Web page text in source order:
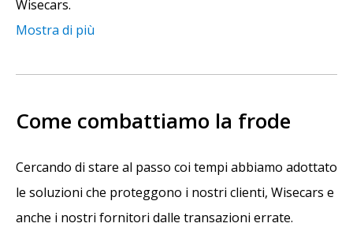
Wisecars.
Mostra di più
Come combattiamo la frode
Cercando di stare al passo coi tempi abbiamo adottato
le soluzioni che proteggono i nostri clienti, Wisecars e
anche i nostri fornitori dalle transazioni errate.